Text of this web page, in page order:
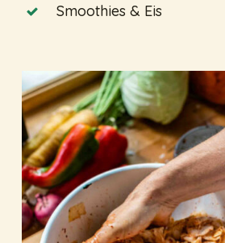
Smoothies & Eis